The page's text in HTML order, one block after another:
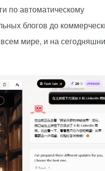
по автоматическому
блогов до
мире, и на